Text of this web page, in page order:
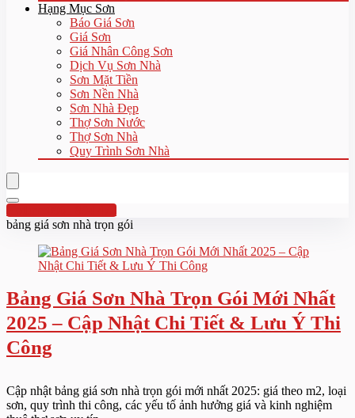
Hạng Mục Sơn
Báo Giá Sơn
Giá Sơn
Giá Nhân Công Sơn
Dịch Vụ Sơn Nhà
Sơn Mặt Tiền
Sơn Nền Nhà
Sơn Nhà Đẹp
Thợ Sơn Nước
Thợ Sơn Nhà
Quy Trình Sơn Nhà
Hotline:0961 894 472
bảng giá sơn nhà trọn gói
Bảng Giá Sơn Nhà Trọn Gói Mới Nhất
2025 – Cập Nhật Chi Tiết & Lưu Ý Thi
Công
Cập nhật bảng giá sơn nhà trọn gói mới nhất 2025: giá theo m2, loại
sơn, quy trình thi công, các yếu tố ảnh hưởng giá và kinh nghiệm